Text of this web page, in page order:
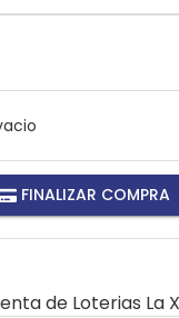
FINALIZAR COMPRA
de Loterias La